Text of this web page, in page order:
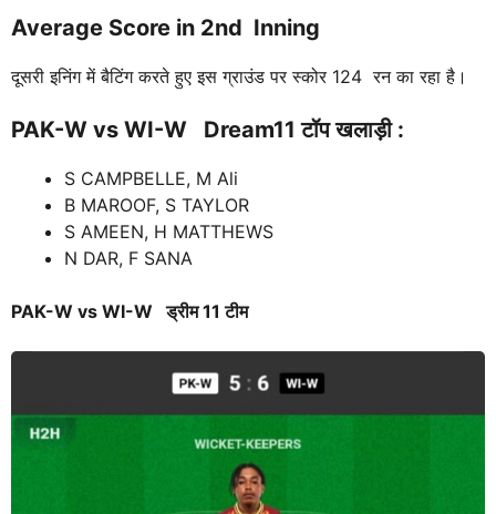
Average Score in 2nd Inning
दूसरी इनिंग में बैटिंग करते हुए इस ग्राउंड पर स्कोर 124 रन का रहा है।
PAK-W vs WI-W Dream11 टॉप खलाड़ी :
S CAMPBELLE, M Ali
B MAROOF, S TAYLOR
S AMEEN, H MATTHEWS
N DAR, F SANA
PAK-W vs WI-Wड्रीम 11 टीम